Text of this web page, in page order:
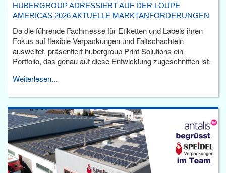
HUBERGROUP ADRESSIERT AUF DER LOUPE
AMERICAS 2026 AKTUELLE MARKTANFORDERUNGEN
Da die führende Fachmesse für Etiketten und Labels ihren
Fokus auf flexible Verpackungen und Faltschachteln
ausweitet, präsentiert hubergroup Print Solutions ein
Portfolio, das genau auf diese Entwicklung zugeschnitten ist.
Weiterlesen...